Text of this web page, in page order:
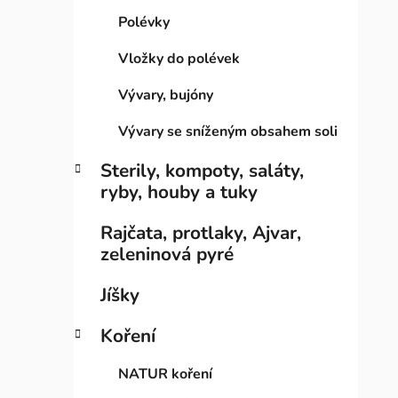
l
Polévky
Vložky do polévek
Vývary, bujóny
Vývary se sníženým obsahem soli
Sterily, kompoty, saláty,
ryby, houby a tuky
Rajčata, protlaky, Ajvar,
zeleninová pyré
Jíšky
Koření
NATUR koření